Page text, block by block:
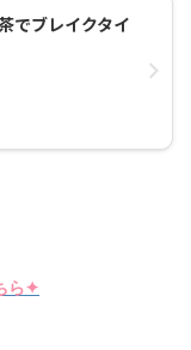
でブレイクタイ
ら✦